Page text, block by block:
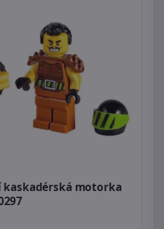
kaskadérská motorka